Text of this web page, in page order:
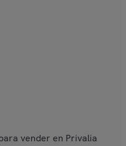
vender en Privalia